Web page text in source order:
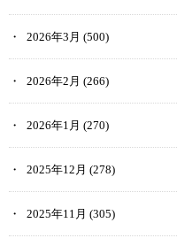
2026年3月 (500)
2026年2月 (266)
2026年1月 (270)
2025年12月 (278)
2025年11月 (305)